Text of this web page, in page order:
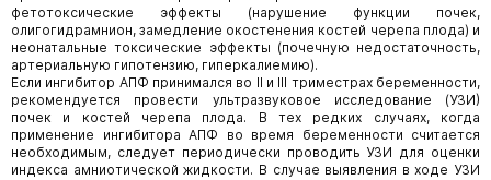
фетотоксические эффекты (нарушение функции почек,
олигогидрамнион, замедление окостенения костей черепа плода) и
неонатальные токсические эффекты (почечную недостаточность,
артериальную гипотензию, гиперкалиемию).
Если ингибитор АПФ принимался во II и III триместрах беременности,
рекомендуется провести ультразвуковое исследование (УЗИ)
почек и костей черепа плода. В тех редких случаях, когда
применение ингибитора АПФ во время беременности считается
необходимым, следует периодически проводить УЗИ для оценки
индекса амниотической жидкости. В случае выявления в ходе УЗИ